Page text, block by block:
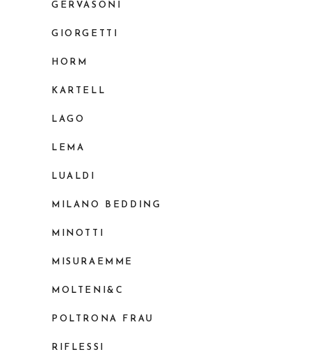
GERVASONI
GIORGETTI
HORM
KARTELL
LAGO
LEMA
LUALDI
MILANO BEDDING
MINOTTI
MISURAEMME
MOLTENI&C
POLTRONA FRAU
RIFLESSI